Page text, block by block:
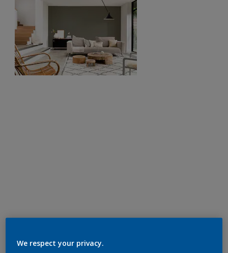
We respect your privacy.